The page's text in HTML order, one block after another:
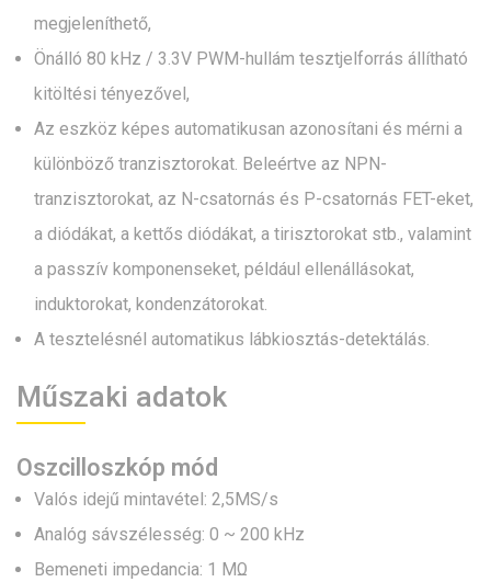
megjeleníthető,
Önálló 80 kHz / 3.3V PWM-hullám tesztjelforrás állítható
kitöltési tényezővel,
Az eszköz képes automatikusan azonosítani és mérni a
különböző tranzisztorokat. Beleértve az NPN-
tranzisztorokat, az N-csatornás és P-csatornás FET-eket,
a diódákat, a kettős diódákat, a tirisztorokat stb., valamint
a passzív komponenseket, például ellenállásokat,
induktorokat, kondenzátorokat.
A tesztelésnél automatikus lábkiosztás-detektálás.
Műszaki adatok
Oszcilloszkóp mód
Valós idejű mintavétel: 2,5MS/s
Analóg sávszélesség: 0 ~ 200 kHz
Bemeneti impedancia: 1 MΩ